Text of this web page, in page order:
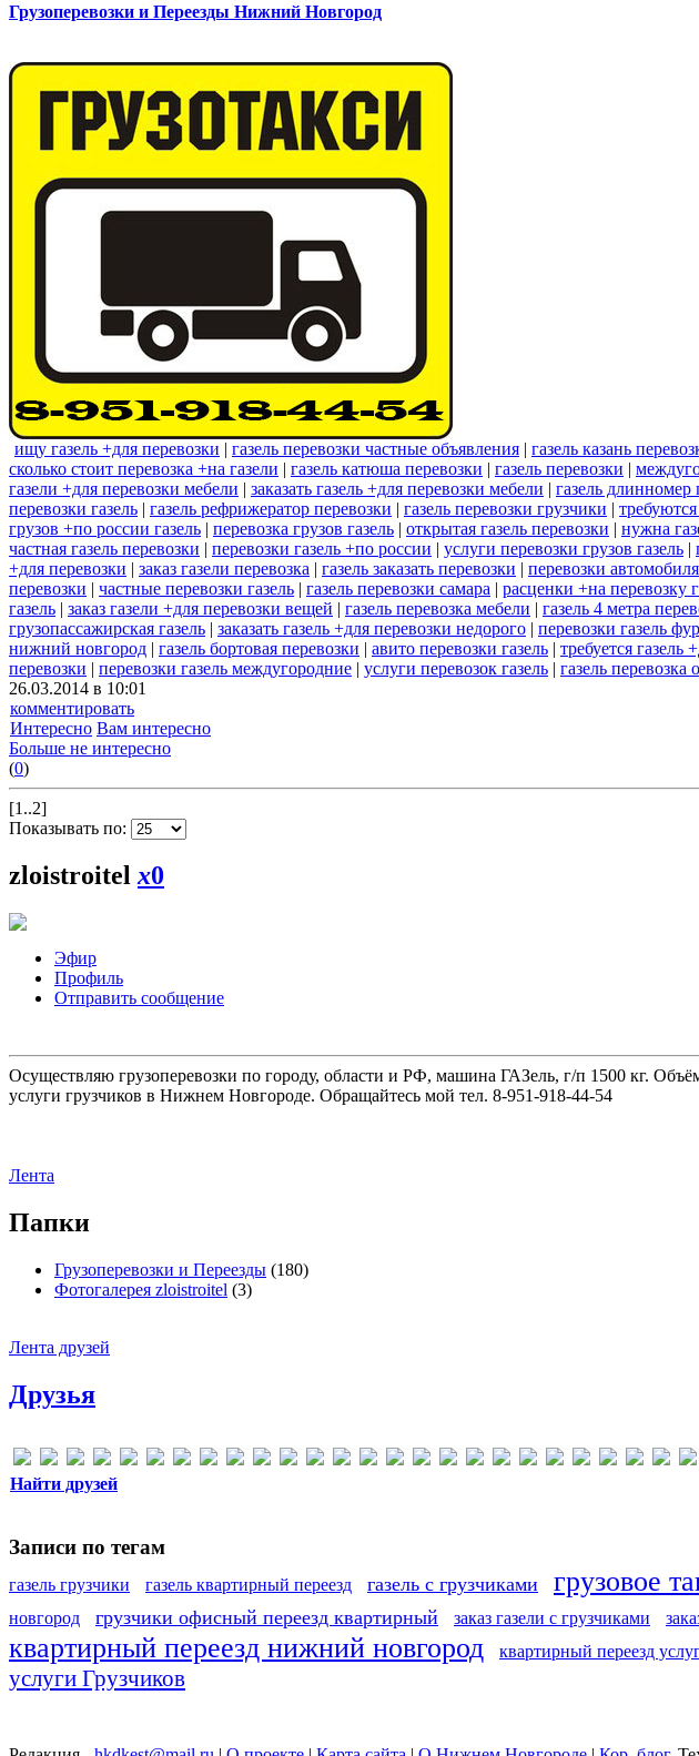
Грузоперевозки и Переезды Нижний Новгород
ищу газель +для перевозки | газель перевозки частные объявления | газель казань
сколько стоит перевозка +на газели | газель катюша перевозки | газель перевозки |
газели +для перевозки мебели | заказать газель +для перевозки мебели | газель длинномер
перевозки газель | газель рефрижератор перевозки | газель перевозки грузчики |
грузов +по россии газель | перевозка грузов газель | открытая газель перевозки | нужна
частная газель перевозки | перевозки газель +по россии | услуги перевозки грузов газель |
+для перевозки | заказ газели перевозка | газель заказать перевозки | перевозки
перевозки | частные перевозки газель | газель перевозки самара | расценки +на перевозку
газель | заказ газели +для перевозки вещей | газель перевозка мебели | газель 4 метра
грузопассажирская газель | заказать газель +для перевозки недорого | перевозки газель
нижний новгород | газель бортовая перевозки | авито перевозки газель | требуется газель
перевозки | перевозки газель междугородние | услуги перевозок газель | газель перевозка
26.03.2014 в 10:01
комментировать
Интересно Вам интересно
Больше не интересно
(0)
[1..2]
Показывать по:
zloistroitelx0
Эфир
Профиль
Отправить сообщение
Осуществляю грузоперевозки по городу, области и РФ, машина ГАЗель, г/п 1500 кг.
услуги грузчиков в Нижнем Новгороде. Обращайтесь мой тел. 8-951-918-44-54
Лента
Папки
Грузоперевозки и Переезды (180)
Фотогалерея zloistroitel (3)
Лента друзей
Друзья
Найти друзей
Записи по тегам
газель грузчики газель квартирный переезд газель с грузчиками грузовое
новгород
грузчики офисный переезд квартирный заказ газели с грузчиками
квартирный переезд нижний новгород квартирный переезд
услуги Грузчиков